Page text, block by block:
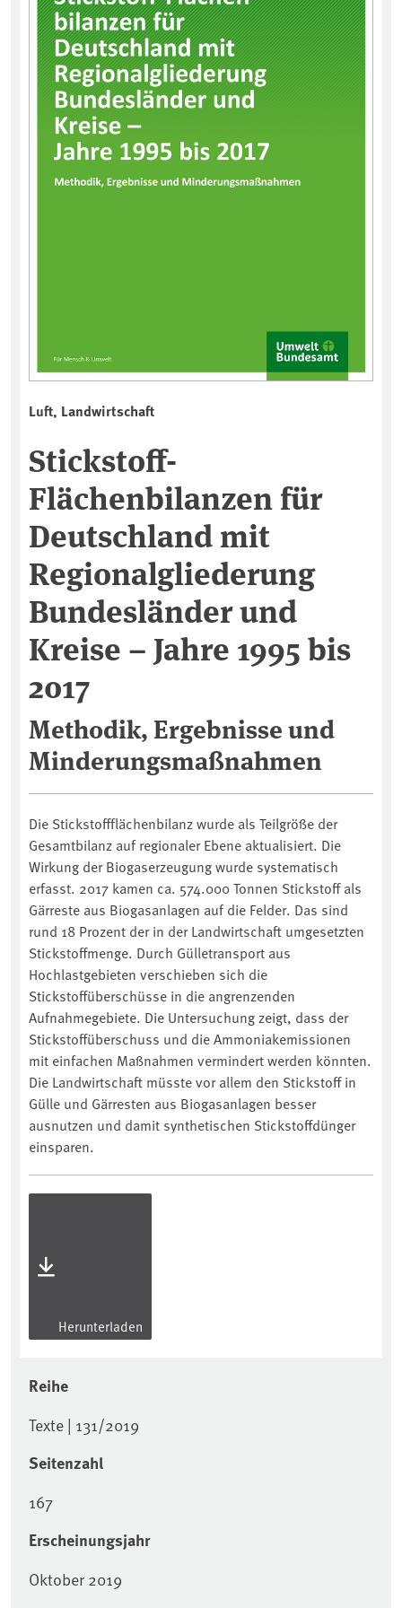
Luft, Landwirtschaft
Stickstoff-
Flächenbilanzen für
Deutschland mit
Regionalgliederung
Bundesländer und
Kreise – Jahre 1995 bis
2017
Methodik, Ergebnisse und
Minderungsmaßnahmen
Die Stickstoffflächenbilanz wurde als Teilgröße der
Gesamtbilanz auf regionaler Ebene aktualisiert. Die
Wirkung der Biogaserzeugung wurde systematisch
erfasst. 2017 kamen ca. 574.000 Tonnen Stickstoff als
Gärreste aus Biogasanlagen auf die Felder. Das sind
rund 18 Prozent der in der Landwirtschaft umgesetzten
Stickstoffmenge. Durch Gülletransport aus
Hochlastgebieten verschieben sich die
Stickstoffüberschüsse in die angrenzenden
Aufnahmegebiete. Die Untersuchung zeigt, dass der
Stickstoffüberschuss und die Ammoniakemissionen
mit einfachen Maßnahmen vermindert werden könnten.
Die Landwirtschaft müsste vor allem den Stickstoff in
Gülle und Gärresten aus Biogasanlagen besser
ausnutzen und damit synthetischen Stickstoffdünger
einsparen.
Herunterladen
Reihe
Texte | 131/2019
Seitenzahl
167
Erscheinungsjahr
Oktober 2019